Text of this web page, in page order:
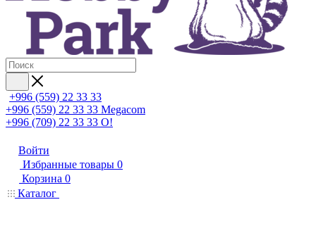
+996 (559) 22 33 33
+996 (559) 22 33 33 Megacom
+996 (709) 22 33 33 O!
Войти
Избранные товары 0
Корзина 0
Каталог